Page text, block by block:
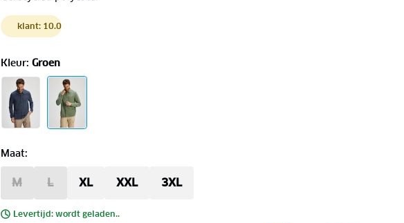
klant: 10.0
Kleur: Groen
Maat:
M L XL XXL 3XL
Levertijd: wordt geladen..